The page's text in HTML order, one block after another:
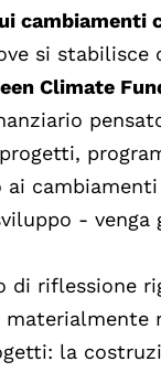
cambiamenti
si stabilisce
Climate
ai
- venga
di riflessione
la